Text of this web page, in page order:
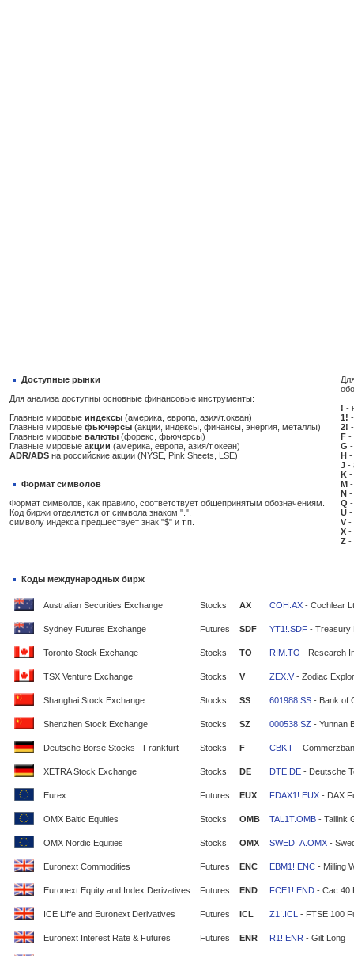
Доступные рынки
Для анализа доступны основные финансовые инструменты:
Главные мировые индексы (америка, европа, азия/т.океан)
Главные мировые фьючерсы (акции, индексы, финансы, энергия, металлы)
Главные мировые валюты (форекс, фьючерсы)
Главные мировые акции (америка, европа, азия/т.океан)
ADR/ADS на российские акции (NYSE, Pink Sheets, LSE)
Формат символов
Формат символов, как правило, соответствует общепринятым обозначениям.
Код биржи отделяется от символа знаком ".",
символу индекса предшествует знак "$" и т.п.
! -
1!
2!
F -
G
H -
J -
K -
M
N -
Q -
U -
V -
X -
Z -
Коды международных бирж
Australian Securities Exchange Stocks AX COH.AX - Cochlear
Sydney Futures Exchange Futures SDF YT1!.SDF - Treasury
Toronto Stock Exchange Stocks TO RIM.TO - Research
TSX Venture Exchange Stocks V ZEX.V - Zodiac
Shanghai Stock Exchange Stocks SS 601988.SS - Bank of
Shenzhen Stock Exchange Stocks SZ 000538.SZ - Yunnan
Deutsche Borse Stocks - Frankfurt Stocks F CBK.F -
XETRA Stock Exchange Stocks DE DTE.DE - Deutsche
Eurex Futures EUX FDAX1!.EUX - DAX
OMX Baltic Equities Stocks OMB TAL1T.OMB - Tallink
OMX Nordic Equities Stocks OMX SWED_A.OMX -
Euronext Commodities Futures ENC EBM1!.ENC - Milling
Euronext Equity and Index Derivatives Futures END FCE1!.END - Cac 40
ICE Liffe and Euronext Derivatives Futures ICL Z1!.ICL - FTSE 100
Euronext Interest Rate & Futures Futures ENR R1!.ENR - Gilt Long